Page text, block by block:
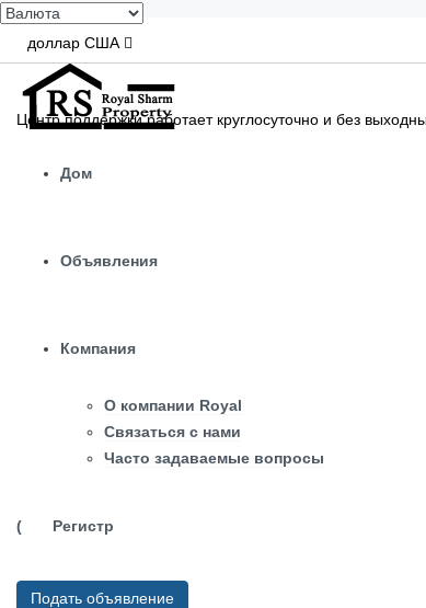
доллар США
Центр поддержки работает круглосуточно и без
Дом
Объявления
Компания
О компании Royal
Связаться с нами
Часто задаваемые вопросы
( Регистр
Подать объявление